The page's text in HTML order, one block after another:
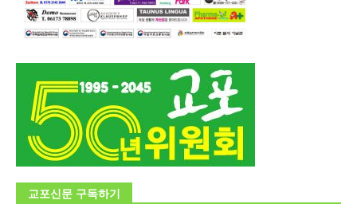
교포신문 구독하기